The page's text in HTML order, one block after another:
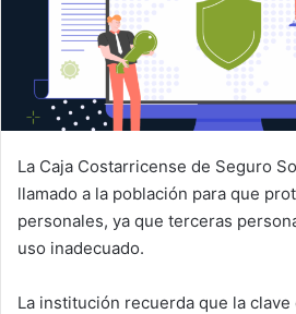
La Caja Costarricense de Seguro
llamado a la población para que
personales, ya que terceras
uso inadecuado.
La institución recuerda que la